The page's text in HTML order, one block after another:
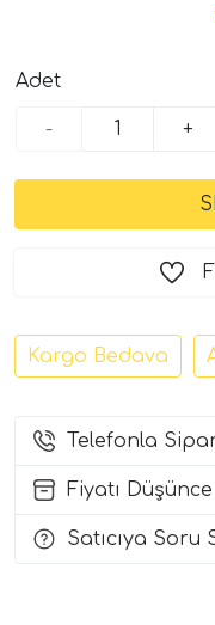
Modelleri
Setleri)
Adet
- +
Kargo Bedava
Telefonla
Fiyatı
Satıcıya Soru